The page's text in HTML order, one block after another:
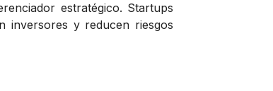
estratégico. Startups
inversores y reducen riesgos